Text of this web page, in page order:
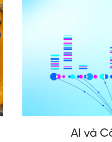
AI và